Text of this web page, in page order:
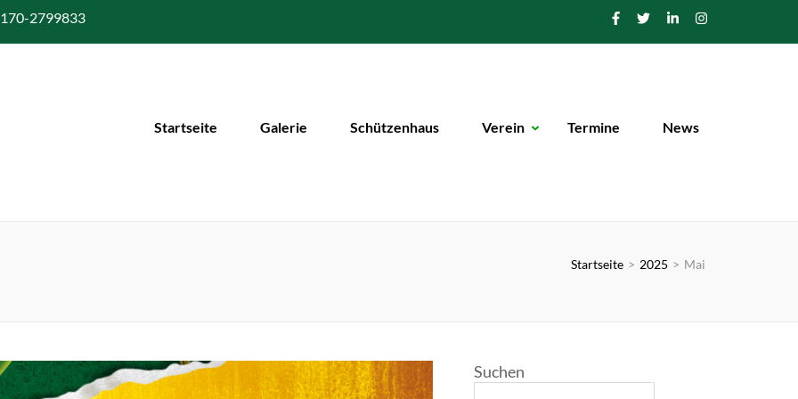
2799833
Startseite Galerie Schützenhaus Verein Termine News
Startseite > 2025 > Mai
Suchen